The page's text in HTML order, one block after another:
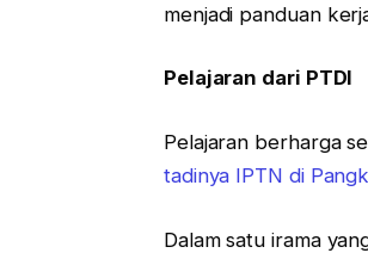
menjadi panduan
Pelajaran dari PTDI
Pelajaran berharga
tadinya IPTN di
Dalam satu irama